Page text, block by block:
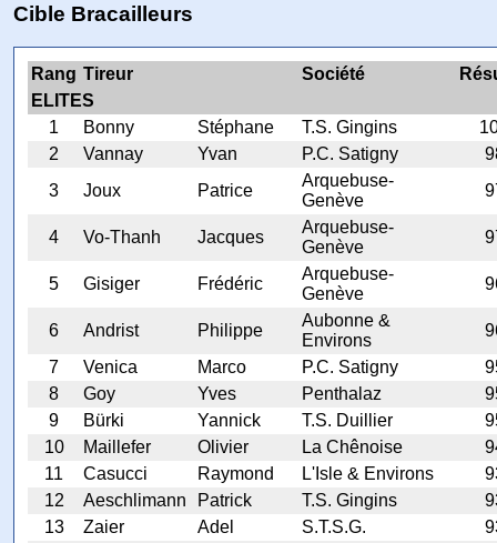
Cible Bracailleurs
Rang Tireur Société
ELITES
1
Bonny Stéphane T.S. Gingins
2
Vannay Yvan P.C. Satigny
3
Joux Patrice
Arquebuse-
Genève
4 Vo-Thanh Jacques
Arquebuse-
Genève
5 Gisiger Frédéric
Arquebuse-
Genève
6 Andrist Philippe
Aubonne &
Environs
7
Venica Marco P.C. Satigny
8
Goy Yves Penthalaz
9
Bürki Yannick T.S. Duillier
10
Maillefer Olivier La Chênoise
11
Casucci Raymond L'Isle & Environs
12
Aeschlimann Patrick T.S. Gingins
13
Zaier Adel S.T.S.G.